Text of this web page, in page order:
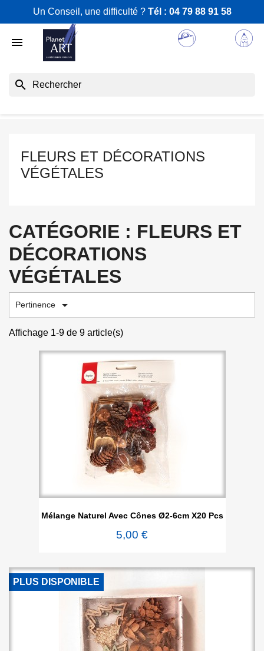
Un Conseil, une difficulté ? Tél : 04 79 88 91 58

search
FLEURS ET DÉCORATIONS
VÉGÉTALES
CATÉGORIE : FLEURS ET
DÉCORATIONS
VÉGÉTALES
Pertinence 
Affichage 1-9 de 9 article(s)
Mélange Naturel Avec Cônes Ø2-6cm X20 Pcs
5,00 €
PLUS DISPONIBLE